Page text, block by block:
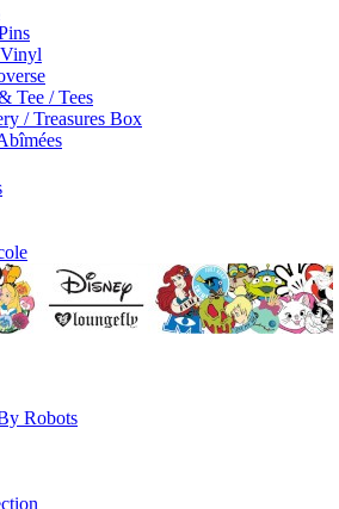
Tee / Tees
/ Treasures Box
Robots